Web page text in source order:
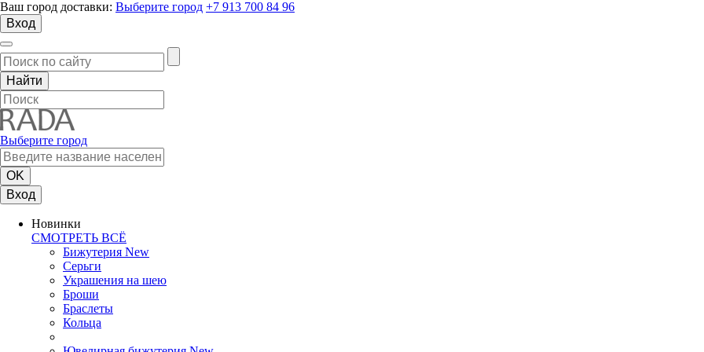
Ваш город доставки: Выберите город +7 913 700 84 96
Вход
Выберите город
Вход
Новинки
СМОТРЕТЬ ВСЁ
Бижутерия New
Серьги
Украшения на шею
Броши
Браслеты
Кольца